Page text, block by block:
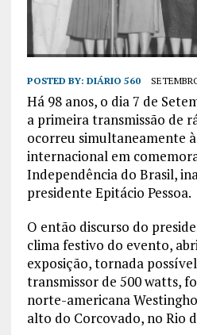
POSTED BY: DIÁRIO 560
Há 98 anos, o dia 7 de
a primeira transmissão de
ocorreu simultaneamente
internacional em
Independência do Brasil,
presidente Epitácio Pessoa.
O então discurso do
clima festivo do evento,
exposição, tornada
transmissor de 500 watts,
norte-americana
alto do Corcovado, no Rio